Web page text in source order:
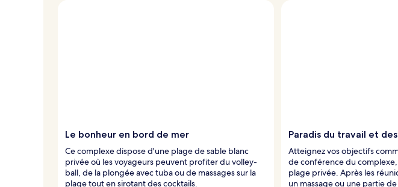
Le bonheur en bord de mer
Ce complexe dispose d'une plage de sable blanc
privée où les voyageurs peuvent profiter du volley-
ball, de la plongée avec tuba ou de massages sur la
plage tout en sirotant des cocktails.
Paradis du travail et
Atteignez vos objectifs
de conférence du
plage privée. Après les
un massage ou une partie